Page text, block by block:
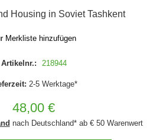
Housing in Soviet Tashkent
Merkliste hinzufügen
Artikelnr.: 218944
2-5 Werktage*
48,00 €
nach Deutschland* ab € 50 Warenwert